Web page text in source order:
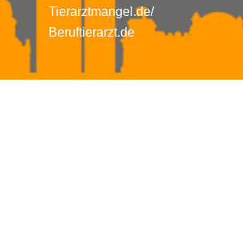
Tierarztmangel.de/
Beruftierarzt.de